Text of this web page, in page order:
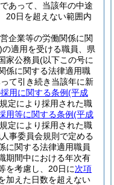
あって、当該年の中途
20日を超えない範囲内
企業等の労働関係に関
の適用を受ける職員、県
家公務員(以下この号に
係に関する法律適用職
て引き続き当該年に新
用に関する条例(平成
定により採用された職
用等に関する条例(平成
定により採用された職
事委員会規則で定める
関する法律適用職員
期間中における年次有
を考慮し、20日に次項
加えた日数を超えない